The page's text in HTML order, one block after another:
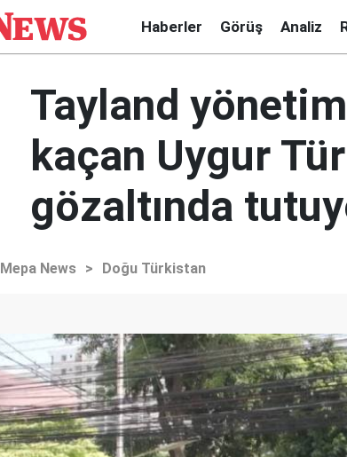
Haberler Görüş Analiz
Tayland
kaçan Uygur
gözaltında
Mepa News > Doğu Türkistan